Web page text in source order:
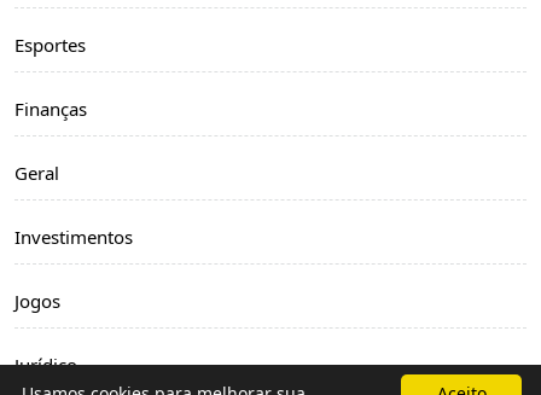
Esportes
Finanças
Geral
Investimentos
Jogos
Jurídico